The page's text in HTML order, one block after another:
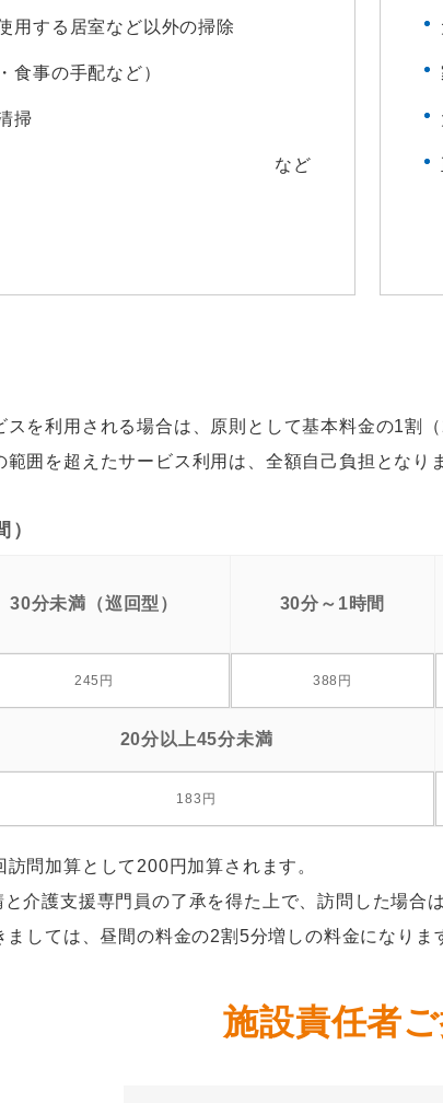
用する居室など以外の掃除
食事の手配など）
掃
など
を利用される場合は、原則として基本料金の1割（
囲を超えたサービス利用は、全額自己負担となり
30分未満（巡回型） 30分～1時間
245円 388円
20分以上45分未満
183円
問加算として200円加算されます。
介護支援専門員の了承を得た上で、訪問した場合
しては、昼間の料金の2割5分増しの料金になりま
施設責任者